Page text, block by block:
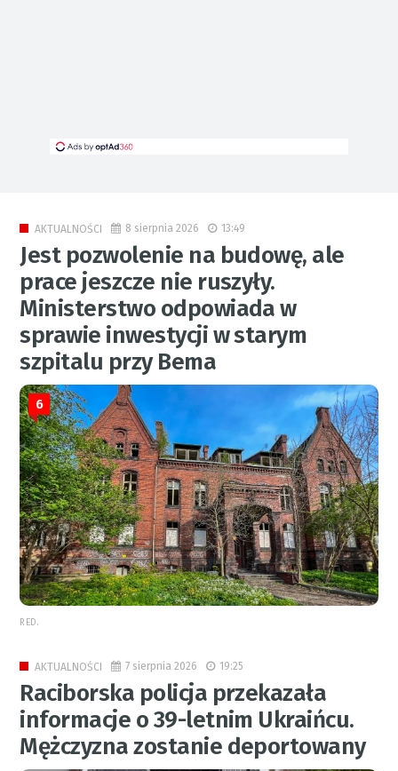
AKTUALNOŚCI 8 sierpnia 2026 13:49
Jest pozwolenie na budowę, ale
prace jeszcze nie ruszyły.
Ministerstwo odpowiada w
sprawie inwestycji w starym
szpitalu przy Bema
6
RED.
AKTUALNOŚCI 7 sierpnia 2026 19:25
Raciborska policja przekazała
informacje o 39-letnim Ukraińcu.
Mężczyzna zostanie deportowany